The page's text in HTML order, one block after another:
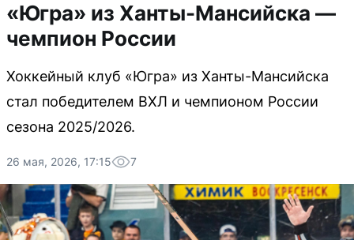
«Югра» из Ханты-Мансийска —
чемпион России
Хоккейный клуб «Югра» из Ханты-Мансийска
стал победителем ВХЛ и чемпионом России
сезона 2025/2026.
26 мая, 2026, 17:15 7